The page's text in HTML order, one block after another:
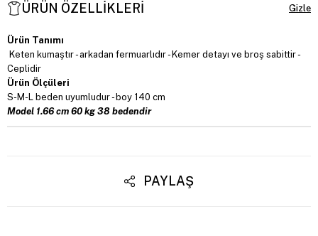
ÜRÜN ÖZELLIKLERI
Ürün Tanımı
Keten kumaştır - arkadan fermuarlıdır - Kemer detayı ve broş sabittir -
Ceplidir
Ürün Ölçüleri
S-M-L beden uyumludur - boy 140 cm
Model 1.66 cm 60 kg 38 bedendir
PAYLAŞ